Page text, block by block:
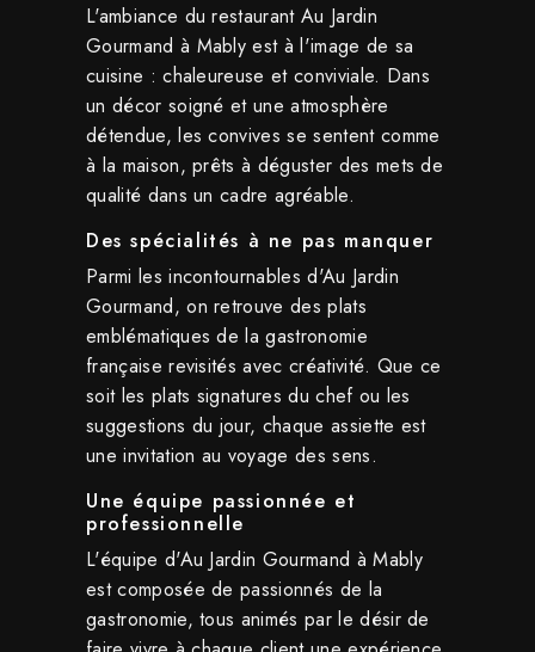
L'ambiance du restaurant Au Jardin
Gourmand à Mably est à l'image de sa
cuisine : chaleureuse et conviviale. Dans
un décor soigné et une atmosphère
détendue, les convives se sentent comme
à la maison, prêts à déguster des mets de
qualité dans un cadre agréable.
Des spécialités à ne pas manquer
Parmi les incontournables d'Au Jardin
Gourmand, on retrouve des plats
emblématiques de la gastronomie
française revisités avec créativité. Que ce
soit les plats signatures du chef ou les
suggestions du jour, chaque assiette est
une invitation au voyage des sens.
Une équipe passionnée et
professionnelle
L'équipe d'Au Jardin Gourmand à Mably
est composée de passionnés de la
gastronomie, tous animés par le désir de